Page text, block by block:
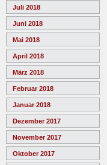
Juli 2018
Juni 2018
Mai 2018
April 2018
März 2018
Februar 2018
Januar 2018
Dezember 2017
November 2017
Oktober 2017